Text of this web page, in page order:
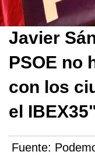
Javier
PSOE no
con los
el
Fuente: